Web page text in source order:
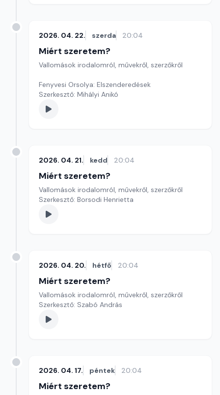
2026. 04. 22. szerda 20:04
Miért szeretem?
Vallomások irodalomról, művekről, szerzőkről
Fenyvesi Orsolya: Elszenderedések
Szerkesztő: Mihályi Anikó
2026. 04. 21. kedd 20:04
Miért szeretem?
Vallomások irodalomról, művekről, szerzőkről
Szerkesztő: Borsodi Henrietta
2026. 04. 20. hétfő 20:04
Miért szeretem?
Vallomások irodalomról, művekről, szerzőkről
Szerkesztő: Szabó András
2026. 04. 17. péntek 20:04
Miért szeretem?